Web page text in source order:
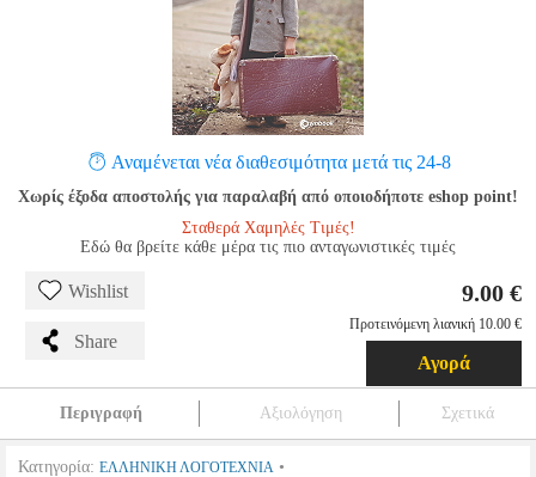
Αναμένεται νέα διαθεσιμότητα μετά τις 24-8
Χωρίς έξοδα αποστολής για παραλαβή από οποιοδήποτε eshop point!
Σταθερά Χαμηλές Τιμές!
Εδώ θα βρείτε κάθε μέρα τις πιο ανταγωνιστικές τιμές
Wishlist
Share
9.00 €
Προτεινόμενη λιανική 10.00 €
Αγορά
Περιγραφή Αξιολόγηση Σχετικά
Κατηγορία: ΕΛΛΗΝΙΚΗ ΛΟΓΟΤΕΧΝΙΑ •